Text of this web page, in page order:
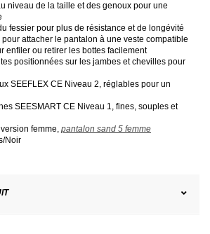
niveau de la taille et des genoux pour une
fessier pour plus de résistance et de longévité
attacher le pantalon à une veste compatible
enfiler ou retirer les bottes facilement
positionnées sur les jambes et chevilles pour
SEEFLEX CE Niveau 2, réglables pour un
SEESMART CE Niveau 1, fines, souples et
femme, pantalon sand 5 femme
Noir